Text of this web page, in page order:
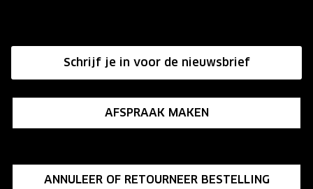
Influencer programma
Schrijf je in voor de nieuwsbrief
AFSPRAAK MAKEN
ANNULEER OF RETOURNEER BESTELLING